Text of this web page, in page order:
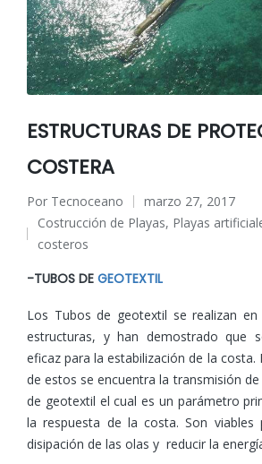
ESTRUCTURAS DE
COSTERA
Publicado
por
Por Tecnoceano marzo 27, 2017
Publicado
Costrucción de Playas, Playas
costeros
-TUBOS DE GEOTEXTIL
Los Tubos de geotextil se realizan
estructuras, y han demostrado que
eficaz para la estabilización de la costa.
de estos se encuentra la transmisión
de geotextil el cual es un parámetro
la respuesta de la costa. Son
disipación de las olas y reducir la